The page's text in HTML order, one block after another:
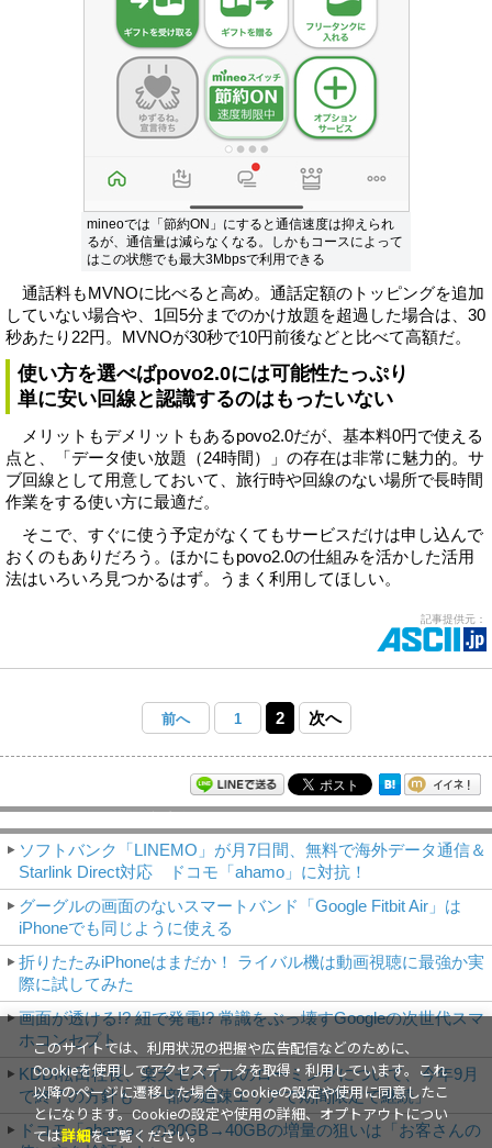
mineoでは「節約ON」にすると通信速度は抑えられ
るが、通信量は減らなくなる。しかもコースによって
はこの状態でも最大3Mbpsで利用できる
通話料もMVNOに比べると高め。通話定額のトッピングを追加
していない場合や、1回5分までのかけ放題を超過した場合は、30
秒あたり22円。MVNOが30秒で10円前後などと比べて高額だ。
使い方を選べばpovo2.0には可能性たっぷり
単に安い回線と認識するのはもったいない
メリットもデメリットもあるpovo2.0だが、基本料0円で使える
点と、「データ使い放題（24時間）」の存在は非常に魅力的。サ
ブ回線として用意しておいて、旅行時や回線のない場所で長時間
作業をする使い方に最適だ。
そこで、すぐに使う予定がなくてもサービスだけは申し込んで
おくのもありだろう。ほかにもpovo2.0の仕組みを活かした活用
法はいろいろ見つかるはず。うまく利用してほしい。
記事提供元：
前へ 1 2 次へ
ソフトバンク「LINEMO」が月7日間、無料で海外データ通信＆
Starlink Direct対応 ドコモ「ahamo」に対抗！
グーグルの画面のないスマートバンド「Google Fitbit Air」は
iPhoneでも同じように使える
折りたたみiPhoneはまだか！ ライバル機は動画視聴に最強か実
際に試してみた
画面が透ける!? 紐で発電!? 常識をぶっ壊すGoogleの次世代スマ
ホコンセプト
KDDI松田社長、楽天モバイルのローミングについて、今年9月
で終了の方針も「一部の過疎エリアで期間限定で継続」
ドコモ「ahamo」の30GB→40GBの増量の狙いは「お客さんの
このサイトでは、利用状況の把握や広告配信などのために、
Cookieを使用してアクセスデータを取得・利用しています。これ
以降のページに遷移した場合、Cookieの設定や使用に同意したこ
とになります。Cookieの設定や使用の詳細、オプトアウトについ
ては詳細をご覧ください。